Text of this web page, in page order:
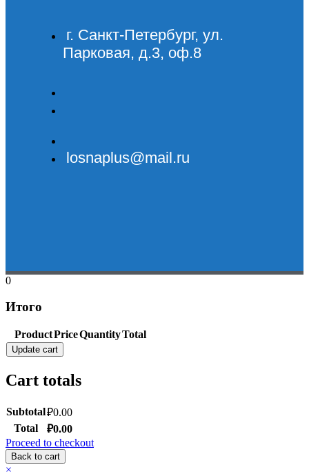
г. Санкт-Петербург, ул.
Парковая, д.3, оф.8
losnaplus@mail.ru
0
Итого
ProductPriceQuantityTotal
Update cart
Cart totals
Subtotal₽0.00
Total
₽0.00
Proceed to checkout
Back to cart
×